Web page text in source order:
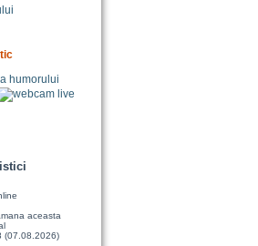
aceasta
(07.08.2026)